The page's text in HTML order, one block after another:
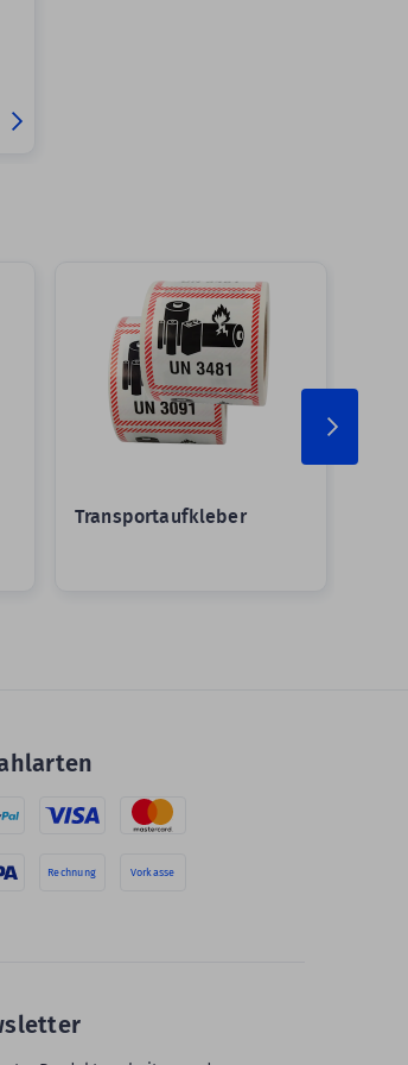
Transportaufkleber
Rechnung Vorkasse